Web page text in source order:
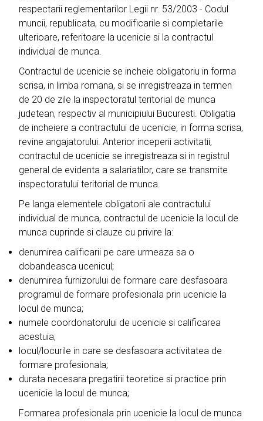
respectarii reglementarilor Legii nr. 53/2003 - Codul
muncii, republicata, cu modificarile si completarile
ulterioare, referitoare la ucenicie si la contractul
individual de munca.
Contractul de ucenicie se incheie obligatoriu in forma
scrisa, in limba romana, si se inregistreaza in termen
de 20 de zile la inspectoratul teritorial de munca
judetean, respectiv al municipiului Bucuresti. Obligatia
de incheiere a contractului de ucenicie, in forma scrisa,
revine angajatorului. Anterior inceperii activitatii,
contractul de ucenicie se inregistreaza si in registrul
general de evidenta a salariatilor, care se transmite
inspectoratului teritorial de munca.
Pe langa elementele obligatorii ale contractului
individual de munca, contractul de ucenicie la locul de
munca cuprinde si clauze cu privire la:
denumirea calificarii pe care urmeaza sa o
dobandeasca ucenicul;
denumirea furnizorului de formare care desfasoara
programul de formare profesionala prin ucenicie la
locul de munca;
numele coordonatorului de ucenicie si calificarea
acestuia;
locul/locurile in care se desfasoara activitatea de
formare profesionala;
durata necesara pregatirii teoretice si practice prin
ucenicie la locul de munca;
Formarea profesionala prin ucenicie la locul de munca